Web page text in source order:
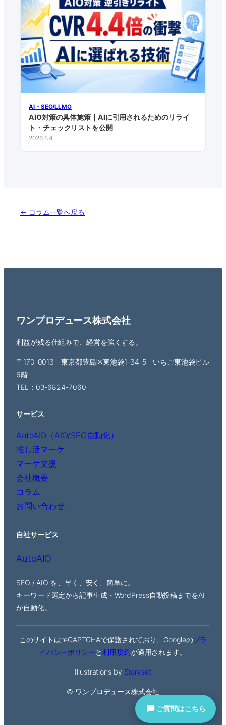
AI・SEO/LLMO
AIO対策の具体施策｜AIに引用されるためのリライ
ト・チェックリストを公開
2026.8.4
← コラム一覧へ戻る
ワンプロデュース株式会社
利益が残る仕組みで、経営を強くする。
〒170-0013 東京都豊島区東池袋1-34-5 いちご東池袋ビル
6階
TEL：03-6824-7060
サービス
AutoAIO（AIO/SEO自動化）
推し活マーケ
マーケ支援
会社概要
コラム
お問い合わせ
自社サービス
AutoAIO
SEO / AIO を、早く、安く、簡単に。
キーワード選定から記事生成・WordPress自動投稿までをAI
が自動化。
このサイトはreCAPTCHAで保護されており、Googleのプラ
イバシーポリシーと利用規約が適用されます。
Illustrations by Storyset
© ワンプロデュース株式会社